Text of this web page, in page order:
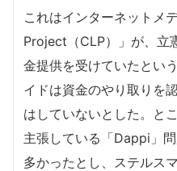
これはインターネットメ
Project（CLP）」が、立
金提供を受けていたとい
イドは資金のやり取りを
はしていないとした。と
主張している「Dappi」
多かったとし、ステルス